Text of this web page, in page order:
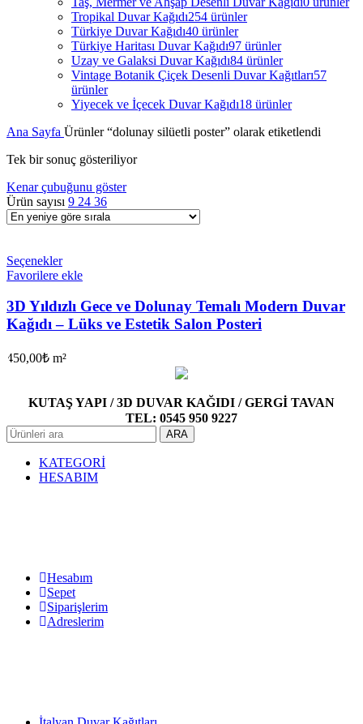
Tropikal Duvar Kağıdı254 ürünler
Türkiye Duvar Kağıdı40 ürünler
Türkiye Haritası Duvar Kağıdı97 ürünler
Uzay ve Galaksi Duvar Kağıdı84 ürünler
Vintage Botanik Çiçek Desenli Duvar Kağıtları57
ürünler
Yiyecek ve İçecek Duvar Kağıdı18 ürünler
Ana Sayfa Ürünler “dolunay silüetli poster” olarak etiketlendi
Tek bir sonuç gösteriliyor
Kenar çubuğunu göster
Ürün sayısı 9 24 36
Seçenekler
Favorilere ekle
3D Yıldızlı Gece ve Dolunay Temalı Modern Duvar
Kağıdı – Lüks ve Estetik Salon Posteri
450,00₺ m²
KUTAŞ YAPI / 3D DUVAR KAĞIDI / GERGİ TAVAN
TEL: 0545 950 9227
ARA
KATEGORİ
HESABIM
Hesabım
Sepet
Siparişlerim
Adreslerim